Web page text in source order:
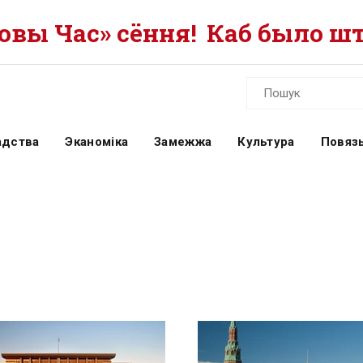
Час» сёння! Каб было
Эканоміка Замежжа Культура